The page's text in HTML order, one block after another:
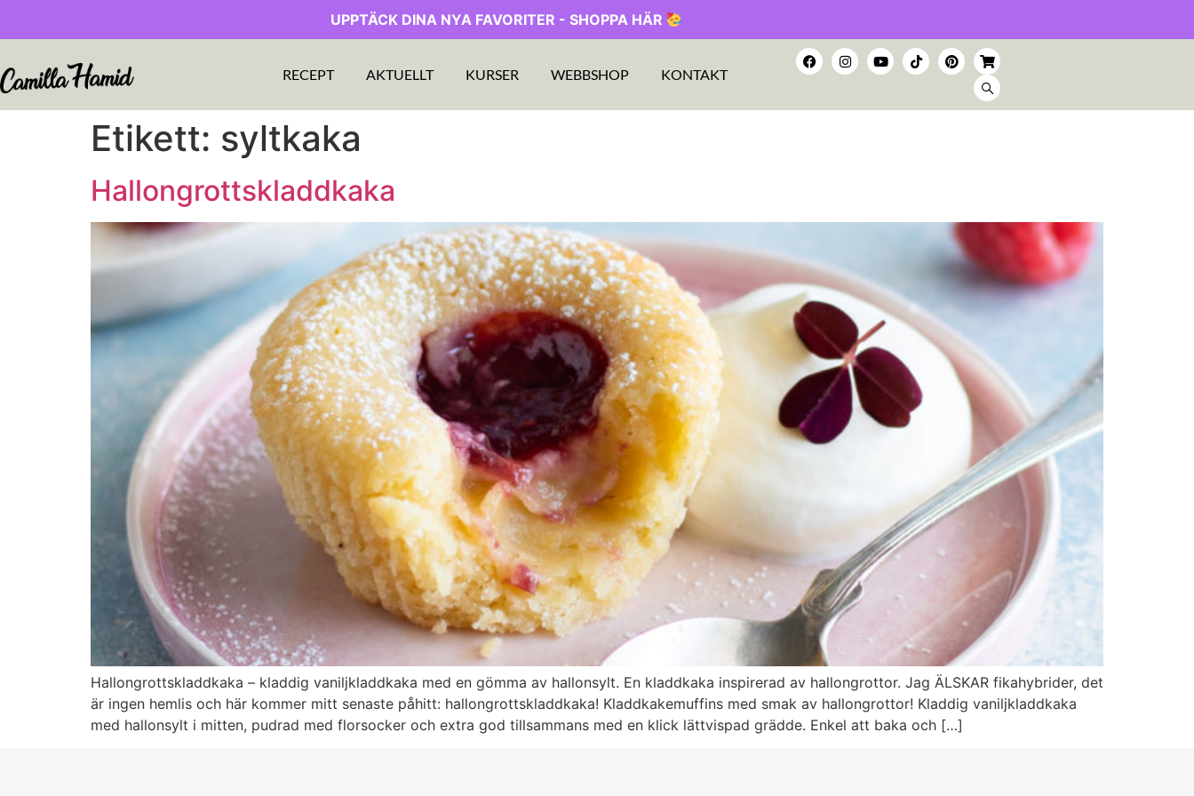
UPPTÄCK DINA NYA FAVORITER - SHOPPA HÄR
RECEPT AKTUELLT KURSER WEBBSHOP KONTAKT
Etikett: syltkaka
Hallongrottskladdkaka
Hallongrottskladdkaka – kladdig vaniljkladdkaka med en gömma av hallonsylt. En kladdkaka inspirerad av hallongrottor. Jag ÄLSKAR fikahybrider, det
är ingen hemlis och här kommer mitt senaste påhitt: hallongrottskladdkaka! Kladdkakemuffins med smak av hallongrottor! Kladdig vaniljkladdkaka
med hallonsylt i mitten, pudrad med florsocker och extra god tillsammans med en klick lättvispad grädde. Enkel att baka och […]